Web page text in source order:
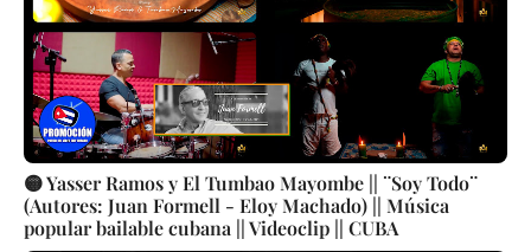
🟡 Yasser Ramos y El Tumbao Mayombe || ¨Soy Todo¨
(Autores: Juan Formell - Eloy Machado) || Música
popular bailable cubana || Videoclip || CUBA